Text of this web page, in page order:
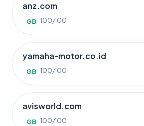
anz.com
GB 100/100
yamaha-motor.co.id
GB 100/100
avisworld.com
GB 100/100